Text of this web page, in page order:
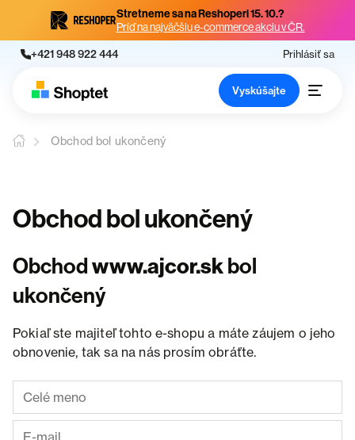
Stretneme sa na Reshoperi 15. 10.?
Príď na najväčšiu e-commerce akciu v ČR.
+421 948 922 444 Prihlásiť sa
Vyskúšajte
Obchod bol ukončený
Obchod bol ukončený
Obchodwww.ajcor.skbol
ukončený
Pokiaľ ste majiteľ tohto e-shopu a máte záujem o jeho
obnovenie, tak sa na nás prosím obráťte.